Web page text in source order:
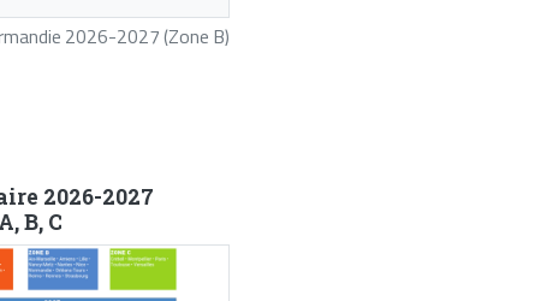
2026-2027 (Zone B)
2026-2027
B, C